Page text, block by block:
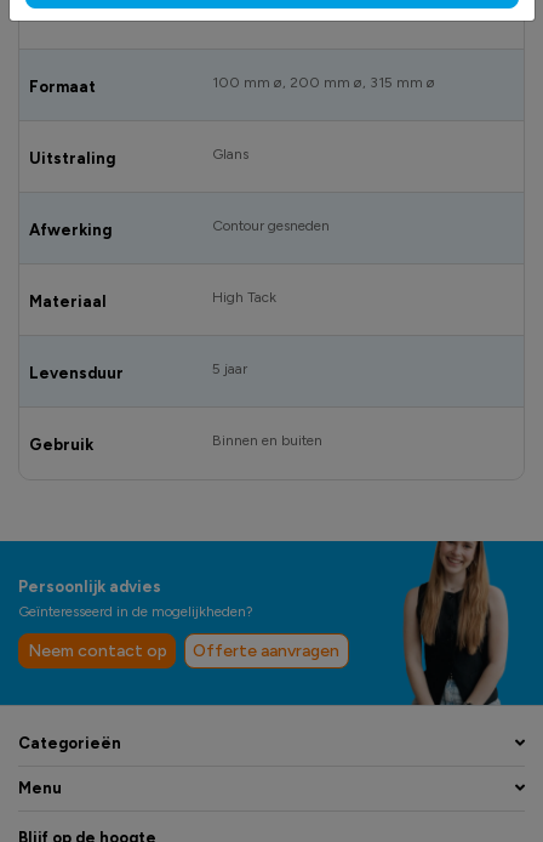
DS1000387_100 mm
Formaat 100 mm ø, 200 mm ø, 315 mm ø
Uitstraling Glans
Afwerking Contour gesneden
Materiaal High Tack
Levensduur 5 jaar
Gebruik Binnen en buiten
Persoonlijk advies
Geïnteresseerd in de mogelijkheden?
Neem contact op Offerte aanvragen
Categorieën
Menu
Blijf op de hoogte